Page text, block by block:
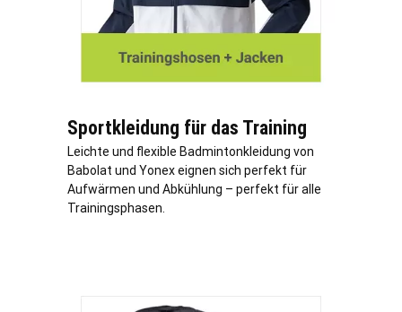
Sportkleidung für das Training
Leichte und flexible Badmintonkleidung von
Babolat und Yonex eignen sich perfekt für
Aufwärmen und Abkühlung – perfekt für alle
Trainingsphasen.